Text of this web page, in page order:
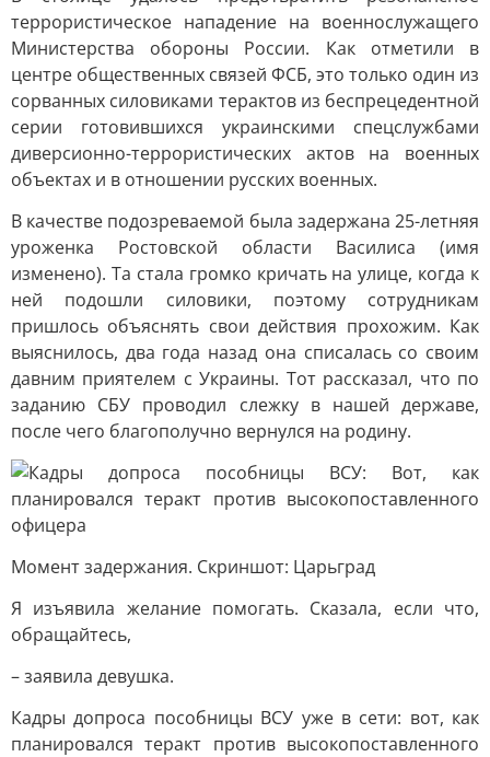
террористическое нападение на военнослужащего
Министерства обороны России. Как отметили в
центре общественных связей ФСБ, это только один из
сорванных силовиками терактов из беспрецедентной
серии готовившихся украинскими спецслужбами
диверсионно-террористических актов на военных
объектах и в отношении русских военных.
В качестве подозреваемой была задержана 25-летняя
уроженка Ростовской области Василиса (имя
изменено). Та стала громко кричать на улице, когда к
ней подошли силовики, поэтому сотрудникам
пришлось объяснять свои действия прохожим. Как
выяснилось, два года назад она списалась со своим
давним приятелем с Украины. Тот рассказал, что по
заданию СБУ проводил слежку в нашей державе,
после чего благополучно вернулся на родину.
Момент задержания. Скриншот: Царьград
Я изъявила желание помогать. Сказала, если что,
обращайтесь,
– заявила девушка.
Кадры допроса пособницы ВСУ уже в сети: вот, как
планировался теракт против высокопоставленного